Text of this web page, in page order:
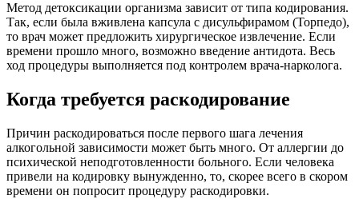
Метод детоксикации организма зависит от типа кодирования.
Так, если была вживлена капсула с дисульфирамом (Торпедо),
то врач может предложить хирургическое извлечение. Если
времени прошло много, возможно введение антидота. Весь
ход процедуры выполняется под контролем врача-нарколога.
Когда требуется раскодирование
Причин раскодироваться после первого шага лечения
алкогольной зависимости может быть много. От аллергии до
психической неподготовленности больного. Если человека
привели на кодировку вынужденно, то, скорее всего в скором
времени он попросит процедуру раскодировки.